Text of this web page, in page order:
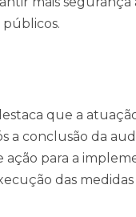
públicos.
que a
a conclusão da
para a
das medidas